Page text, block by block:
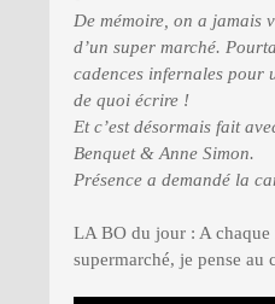
De mémoire, on a jamais
d’un super marché.
cadences infernales pour
de quoi écrire !
Et c’est désormais fait
Benquet & Anne Simon.
Présence a demandé la
LA BO du jour : A chaque
supermarché, je pense